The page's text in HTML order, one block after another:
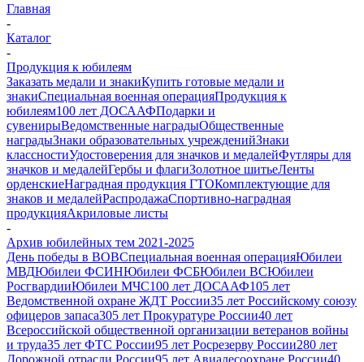
Главная
-
Каталог
-
Продукция к юбилеям
Заказать медали и знакиКупить готовые медали и
знакиСпециальная военная операцияПродукция к
юбилеям100 лет ДОСААФПодарки и
сувенирыВедомственные наградыОбщественные
наградыЗнаки образовательных учрежденийЗнаки
классностиУдостоверения для значков и медалейФутляры для
значков и медалейГербы и флагиЗолотное шитьеЛенты
орденскиеНаградная продукция ГТОКомплектующие для
знаков и медалейРаспродажаСпортивно-наградная
продукцияАкриловые листы
-
Архив юбилейных тем 2021-2025
День победы в ВОВСпециальная военная операцияЮбилеи
МВДЮбилеи ФСИНЮбилеи ФСБЮбилеи ВСЮбилеи
РосгвардииЮбилеи МЧС100 лет ДОСААФ105 лет
Ведомственной охране ЖДТ России35 лет Российскому союзу
офицеров запаса305 лет Прокуратуре России40 лет
Всероссийской общественной организации ветеранов войны
и труда35 лет ФТС России95 лет Росрезерву России280 лет
Дорожной отрасли России95 лет Авиалесоохране России40